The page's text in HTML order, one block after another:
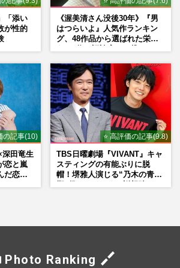
「添い
が性的
《渥美清さん没後30年》『男
はつらいよ』人気作ランキン
グ、48作品から選ばれた栄え
の記事(10)
深田竜生
恋と嵐
だ恋人
⭐ 高評価の記事(9.8)
TBS日曜劇場『VIVANT』キャ
スティングの有能ぶりに脱
帽！堺雅人演じる“乃木の青年
Photo Ranking